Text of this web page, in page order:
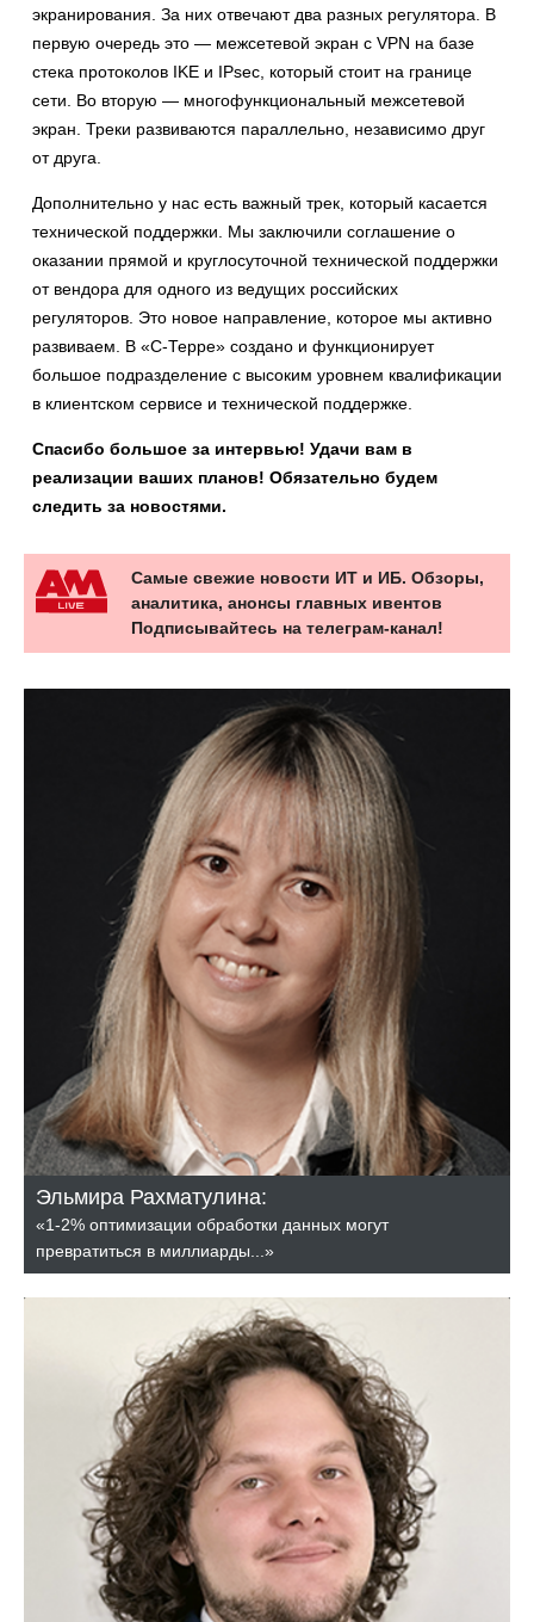
экранирования. За них отвечают два разных регулятора. В
первую очередь это — межсетевой экран с VPN на базе
стека протоколов IKE и IPsec, который стоит на границе
сети. Во вторую — многофункциональный межсетевой
экран. Треки развиваются параллельно, независимо друг
от друга.
Дополнительно у нас есть важный трек, который касается
технической поддержки. Мы заключили соглашение о
оказании прямой и круглосуточной технической поддержки
от вендора для одного из ведущих российских
регуляторов. Это новое направление, которое мы активно
развиваем. В «С-Терре» создано и функционирует
большое подразделение с высоким уровнем квалификации
в клиентском сервисе и технической поддержке.
Спасибо большое за интервью! Удачи вам в
реализации ваших планов! Обязательно будем
следить за новостями.
Самые свежие новости ИТ и ИБ. Обзоры,
аналитика, анонсы главных ивентов
Подписывайтесь на телеграм-канал!
Эльмира Рахматулина:
«1-2% оптимизации обработки данных могут
превратиться в миллиарды...»